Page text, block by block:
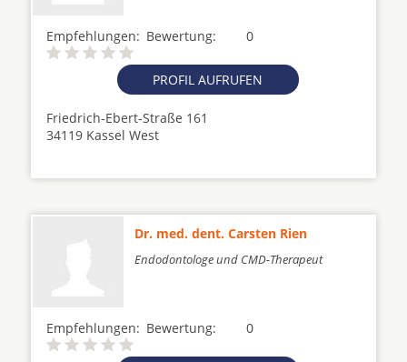
Empfehlungen: 0
Bewertung:
PROFIL AUFRUFEN
Friedrich-Ebert-Straße 161
34119 Kassel West
Dr. med. dent. Carsten Rien
Endodontologe und CMD-Therapeut
Empfehlungen: 0
Bewertung: